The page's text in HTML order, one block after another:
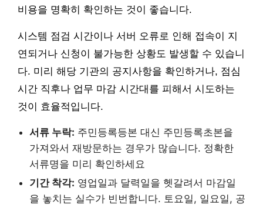
비용을 명확히 확인하는 것이 좋습니다.
시스템 점검 시간이나 서버 오류로 인해 접속이 지
연되거나 신청이 불가능한 상황도 발생할 수 있습니
다. 미리 해당 기관의 공지사항을 확인하거나, 점심
시간 직후나 업무 마감 시간대를 피해서 시도하는
것이 효율적입니다.
서류 누락: 주민등록등본 대신 주민등록초본을
가져와서 재방문하는 경우가 많습니다. 정확한
서류명을 미리 확인하세요
기간 착각: 영업일과 달력일을 헷갈려서 마감일
을 놓치는 실수가 빈번합니다. 토요일, 일요일, 공